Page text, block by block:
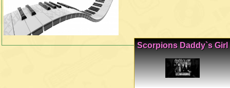
Scorpions Daddy`s Girl